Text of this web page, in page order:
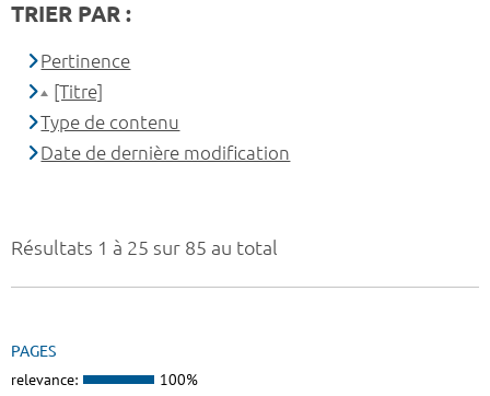
Résultats 1 à 25 sur 85 au total
PAGES
relevance: 100%
TRIER PAR :
Pertinence
[Titre]
Type de contenu
Date de dernière modification